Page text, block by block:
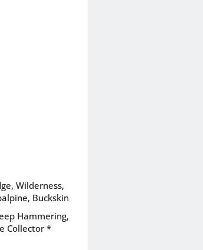
Wilderness,
Buckskin
Hammering,
Collector *